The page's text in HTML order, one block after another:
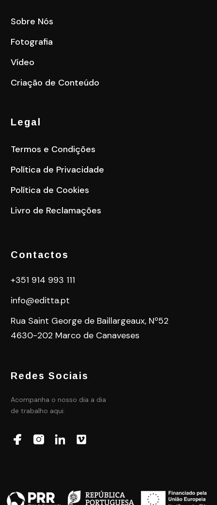
Sobre Nós
Fotografia
Vídeo
Criação de Conteúdo
Legal
Termos e Condições
Política de Privacidade
Política de Cookies
Livro de Reclamações
Contactos
+351 914 993 111
info@editta.pt
Rua Saint George de Baillargeaux, Nº52
4630-202 Marco de Canaveses
Redes Sociais
Acompanha o nosso dia a dia
de trabalho aqui: